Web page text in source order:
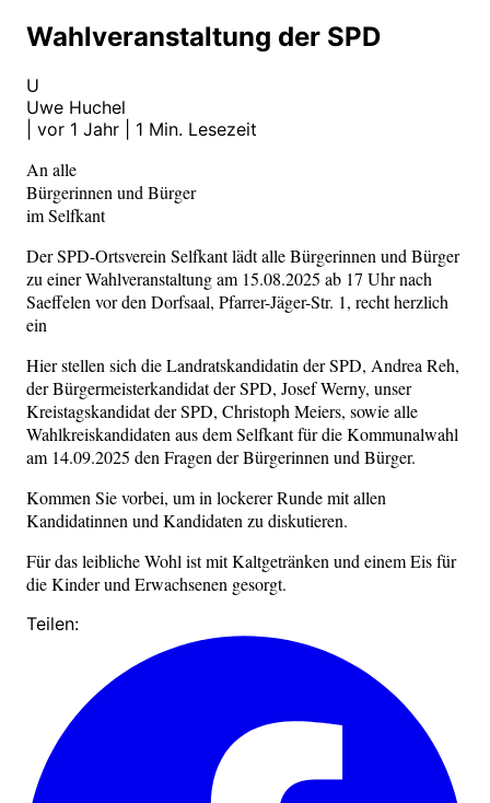
Wahlveranstaltung der SPD
U
Uwe Huchel
vor 1 Jahr 1 Min. Lesezeit
An alle
Bürgerinnen und Bürger
im Selfkant
Der SPD-Ortsverein Selfkant lädt alle Bürgerinnen und Bürger
zu einer Wahlveranstaltung am 15.08.2025 ab 17 Uhr nach
Saeffelen vor den Dorfsaal, Pfarrer-Jäger-Str. 1, recht herzlich
ein
Hier stellen sich die Landratskandidatin der SPD, Andrea Reh,
der Bürgermeisterkandidat der SPD, Josef Werny, unser
Kreistagskandidat der SPD, Christoph Meiers, sowie alle
Wahlkreiskandidaten aus dem Selfkant für die Kommunalwahl
am 14.09.2025 den Fragen der Bürgerinnen und Bürger.
Kommen Sie vorbei, um in lockerer Runde mit allen
Kandidatinnen und Kandidaten zu diskutieren.
Für das leibliche Wohl ist mit Kaltgetränken und einem Eis für
die Kinder und Erwachsenen gesorgt.
Teilen: